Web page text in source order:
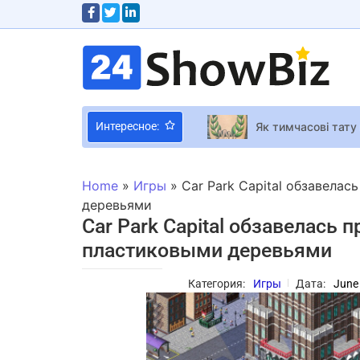
Интересное:
Як тимчасові
“Catharticus”,
Алеку Болдуину
После скандала
Девушки у руля
Дизайнер Руслан
Death Stranding 2
Home » Игры » Car Park Capital
деревьями
Car Park Capital обзавелась
пластиковыми деревьями
Категория: Игры Дата: June